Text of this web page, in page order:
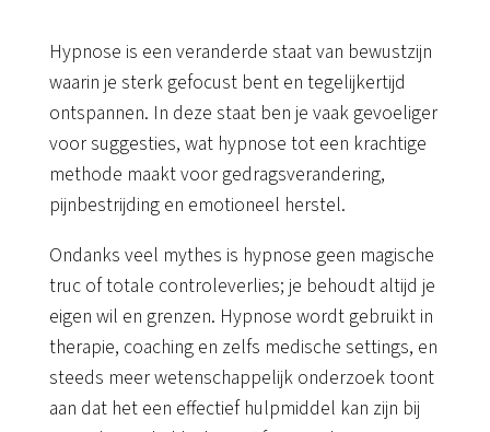
Hypnose is een veranderde staat van bewustzijn
waarin je sterk gefocust bent en tegelijkertijd
ontspannen. In deze staat ben je vaak gevoeliger
voor suggesties, wat hypnose tot een krachtige
methode maakt voor gedragsverandering,
pijnbestrijding en emotioneel herstel.
Ondanks veel mythes is hypnose geen magische
truc of totale controleverlies; je behoudt altijd je
eigen wil en grenzen. Hypnose wordt gebruikt in
therapie, coaching en zelfs medische settings, en
steeds meer wetenschappelijk onderzoek toont
aan dat het een effectief hulpmiddel kan zijn bij